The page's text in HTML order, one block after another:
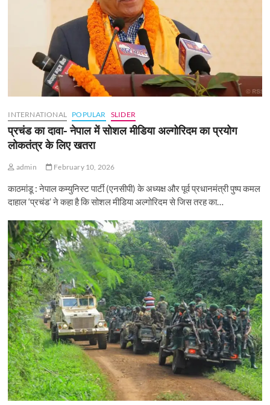
INTERNATIONAL POPULAR SLIDER
प्रचंड का दावा- नेपाल में सोशल मीडिया अल्गोरिदम का प्रयोग
लोकतंत्र के लिए खतरा
admin February 10, 2026
काठमांडू : नेपाल कम्युनिस्ट पार्टी (एनसीपी) के अध्यक्ष और पूर्व प्रधानमंत्री पुष्प कमल
दाहाल ‘प्रचंड’ ने कहा है कि सोशल मीडिया अल्गोरिदम से जिस तरह का…